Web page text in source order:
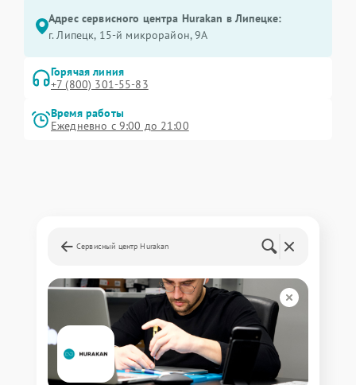
Адрес сервисного центра Hurakan в Липецке:
г. Липецк, 15-й микрорайон, 9А
Горячая линия
+7 (800) 301-55-83
Время работы
Ежедневно с 9:00 до 21:00
Сервисный центр Hurakan